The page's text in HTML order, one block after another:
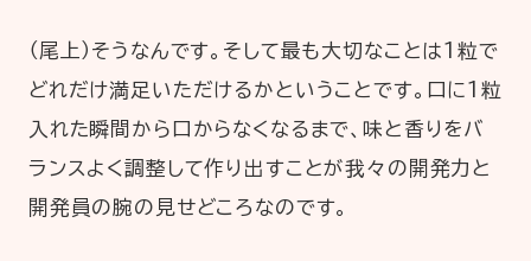
（尾上）そうなんです。そして最も大切なことは1粒で
どれだけ満足いただけるかということです。口に1粒
入れた瞬間から口からなくなるまで、味と香りをバ
ランスよく調整して作り出すことが我々の開発力と
開発員の腕の見せどころなのです。